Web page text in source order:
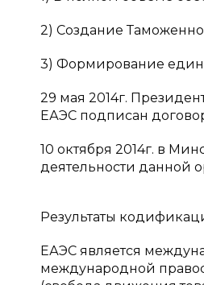
2) Создание
3) Формирование
29 мая 2014г.
ЕАЭС подписан
10 октября 2014г. в
деятельности данной
Результаты
ЕАЭС является
международной